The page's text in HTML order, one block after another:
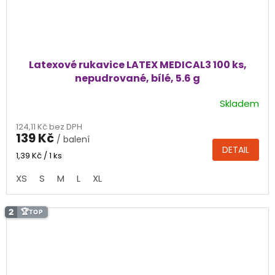
Latexové rukavice LATEX MEDICAL3 100 ks,
nepudrované, bílé, 5.6 g
produktu
je
4,7
5
hvězdiček.
Skladem
124,11 Kč bez DPH
139 Kč / balení
Měrná
1,39 Kč / 1 ks DETAIL
XS S M L XL
2 🏆TOP